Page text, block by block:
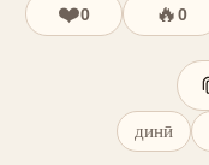
❤️0 🔥0
динӣ